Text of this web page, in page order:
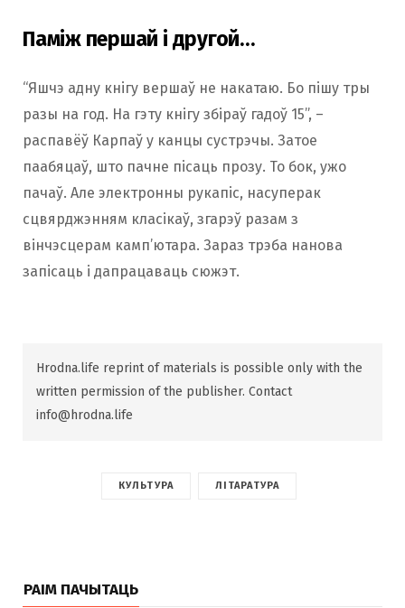
Паміж першай і другой…
“Яшчэ адну кнігу вершаў не накатаю. Бо пішу тры
разы на год. На гэту кнігу збіраў гадоў 15”, –
распавёў Карпаў у канцы сустрэчы. Затое
паабяцаў, што пачне пісаць прозу. То бок, ужо
пачаў. Але электронны рукапіс, насуперак
сцвярджэнням класікаў, згарэў разам з
вінчэсцерам камп’ютара. Зараз трэба нанова
запісаць і дапрацаваць сюжэт.
Hrodna.life reprint of materials is possible only with the
written permission of the publisher. Contact
info@hrodna.life
КУЛЬТУРА ЛІТАРАТУРА
РАІМ ПАЧЫТАЦЬ